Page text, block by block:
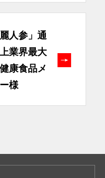
麗人参」通
業界最大
康食品メ
様